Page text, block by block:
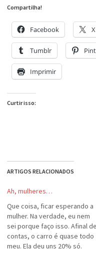
Compartilha!
Facebook X
Tumblr
Imprimir
Curtir isso:
ARTIGOS RELACIONADOS
Ah, mulheres…
Que coisa, ficar esperando a
mulher. Na verdade, eu nem
sei porque faço isso. Afinal de
contas, o carro é quase todo
meu. Ela deu uns 20% só.